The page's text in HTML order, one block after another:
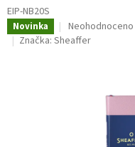
EIP-NB20S
Novinka
Průměrné
hodnocení
hvězdiček.
Neohodnoceno
Značka: Sheaffer